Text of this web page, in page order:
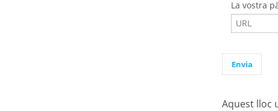
La vostra
Aquest lloc